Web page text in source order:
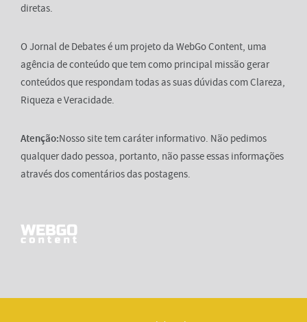
diretas.
O Jornal de Debates é um projeto da WebGo Content, uma
agência de conteúdo que tem como principal missão gerar
conteúdos que respondam todas as suas dúvidas com Clareza,
Riqueza e Veracidade.
Atenção:Nosso site tem caráter informativo. Não pedimos
qualquer dado pessoa, portanto, não passe essas informações
através dos comentários das postagens.